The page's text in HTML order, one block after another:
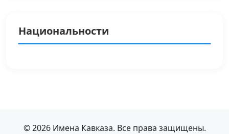
Национальности
© 2026 Имена Кавказа. Все права защищены.